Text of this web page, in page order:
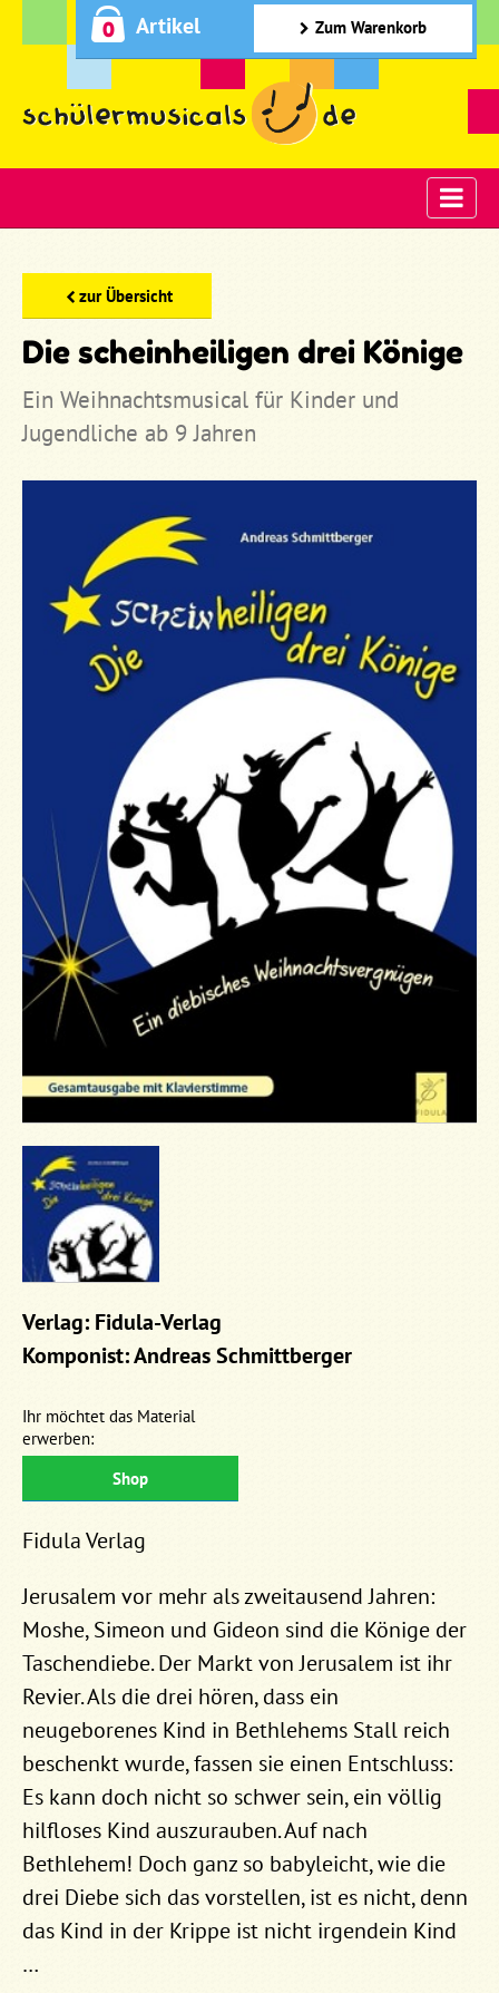
0 Artikel Zum Warenkorb
zur Übersicht
Die scheinheiligen drei Könige
Ein Weihnachtsmusical für Kinder und
Jugendliche ab 9 Jahren
Verlag: Fidula-Verlag
Komponist: Andreas Schmittberger
Ihr möchtet das Material
erwerben:
Shop
Fidula Verlag
Jerusalem vor mehr als zweitausend Jahren:
Moshe, Simeon und Gideon sind die Könige der
Taschendiebe. Der Markt von Jerusalem ist ihr
Revier. Als die drei hören, dass ein
neugeborenes Kind in Bethlehems Stall reich
beschenkt wurde, fassen sie einen Entschluss:
Es kann doch nicht so schwer sein, ein völlig
hilfloses Kind auszurauben. Auf nach
Bethlehem! Doch ganz so babyleicht, wie die
drei Diebe sich das vorstellen, ist es nicht, denn
das Kind in der Krippe ist nicht irgendein Kind
…